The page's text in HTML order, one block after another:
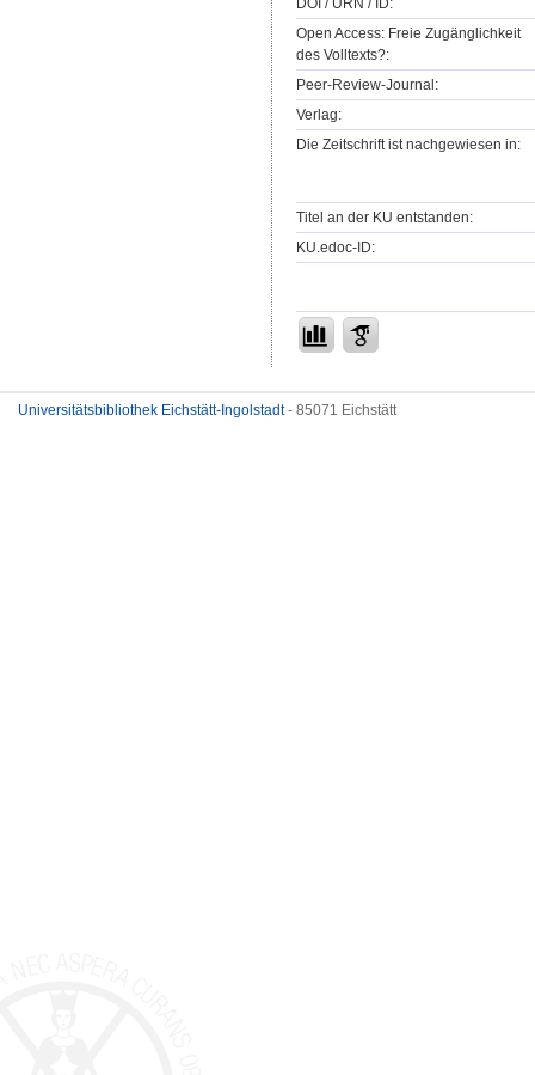
DOI / URN / ID:
Open Access: Freie Zugänglichkeit
des Volltexts?:
Peer-Review-Journal:
Verlag:
Die Zeitschrift ist nachgewiesen in:
Titel an der KU entstanden:
KU.edoc-ID:
Universitätsbibliothek Eichstätt-Ingolstadt- 85071 Eichstätt